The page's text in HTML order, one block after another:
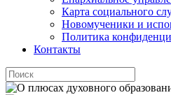
Карта социального
Новомученики и
Политика
Контакты